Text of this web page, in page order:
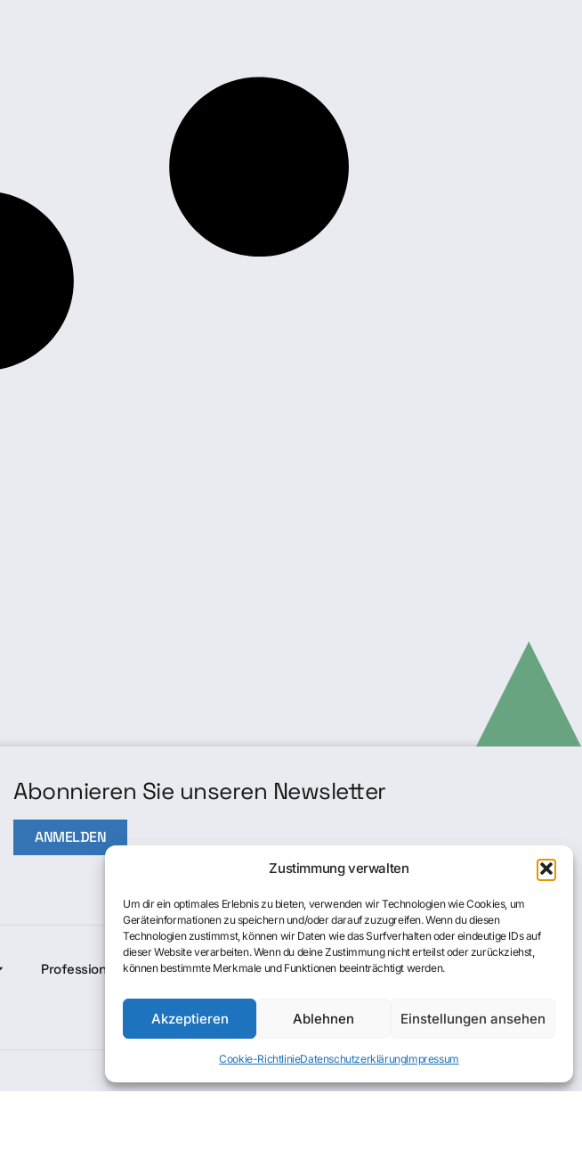
Zustimmung verwalten
Um dir ein optimales Erlebnis zu bieten, verwenden wir Technologien wie Cookies, um
Geräteinformationen zu speichern und/oder darauf zuzugreifen. Wenn du diesen
Technologien zustimmst, können wir Daten wie das Surfverhalten oder eindeutige IDs auf
dieser Website verarbeiten. Wenn du deine Zustimmung nicht erteilst oder zurückziehst,
können bestimmte Merkmale und Funktionen beeinträchtigt werden.
Akzeptieren Ablehnen Einstellungen ansehen
Cookie-RichtlinieDatenschutzerklärungImpressum
Abonnieren Sie unseren Newsletter
ANMELDEN
Professionals Über uns Shop